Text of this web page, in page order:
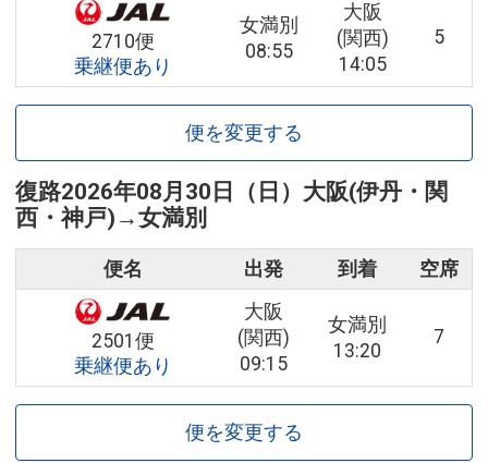
2710便
乗継便あり
女満別
08:55
大阪
(関西)
14:05
5
便を変更する
復路2026年08月30日（日） 大阪(伊丹・関
西・神戸) →女満別
便名 出発 到着 空席
2501便
乗継便あり
大阪
(関西)
09:15
女満別
13:20
7
便を変更する